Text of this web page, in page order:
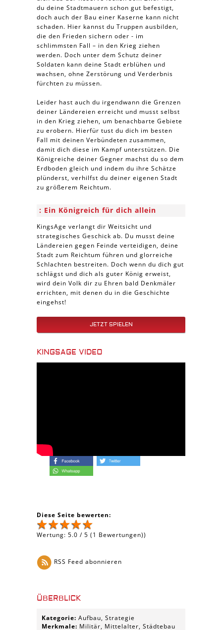
du deine Stadtmauern schon gut befestigt,
doch auch der Bau einer Kaserne kann nicht
schaden. Hier kannst du Truppen ausbilden,
die den Frieden sichern oder - im
schlimmsten Fall – in den Krieg ziehen
werden. Doch unter dem Schutz deiner
Soldaten kann deine Stadt erblühen und
wachsen, ohne Zerstörung und Verderbnis
fürchten zu müssen.
Leider hast auch du irgendwann die Grenzen
deiner Ländereien erreicht und musst selbst
in den Krieg ziehen, um benachbarte Gebiete
zu erobern. Hierfür tust du dich im besten
Fall mit deinen Verbündeten zusammen,
damit dich diese im Kampf unterstützen. Die
Königreiche deiner Gegner machst du so dem
Erdboden gleich und indem du ihre Schätze
plünderst, verhilfst du deiner eigenen Stadt
zu größerem Reichtum.
Ein Königreich für dich allein
KingsAge verlangt dir Weitsicht und
strategisches Geschick ab. Du musst deine
Ländereien gegen Feinde verteidigen, deine
Stadt zum Reichtum führen und glorreiche
Schlachten bestreiten. Doch wenn du dich gut
schlägst und dich als guter König erweist,
wird dein Volk dir zu Ehren bald Denkmäler
errichten, mit denen du in die Geschichte
eingehst!
JETZT SPIELEN
KINGSAGE VIDEO
Diese Seite bewerten:
Wertung: 5.0 / 5 (1 Bewertungen))
RSS Feed abonnieren
ÜBERBLICK
Kategorie: Aufbau, Strategie
Merkmale: Militär, Mittelalter, Städtebau